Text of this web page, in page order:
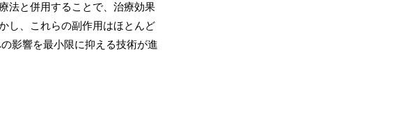
法と併用することで、治療効果
し、これらの副作用はほとんど
影響を最小限に抑える技術が進